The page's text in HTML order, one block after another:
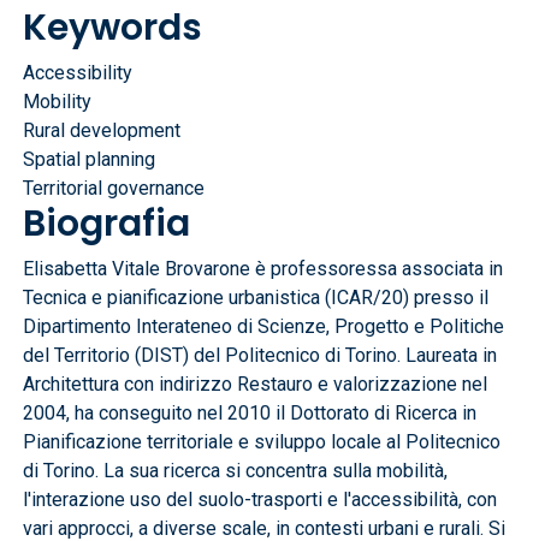
Keywords
Accessibility
Mobility
Rural development
Spatial planning
Territorial governance
Biografia
Elisabetta Vitale Brovarone è professoressa associata in
Tecnica e pianificazione urbanistica (ICAR/20) presso il
Dipartimento Interateneo di Scienze, Progetto e Politiche
del Territorio (DIST) del Politecnico di Torino. Laureata in
Architettura con indirizzo Restauro e valorizzazione nel
2004, ha conseguito nel 2010 il Dottorato di Ricerca in
Pianificazione territoriale e sviluppo locale al Politecnico
di Torino. La sua ricerca si concentra sulla mobilità,
l'interazione uso del suolo-trasporti e l'accessibilità, con
vari approcci, a diverse scale, in contesti urbani e rurali. Si